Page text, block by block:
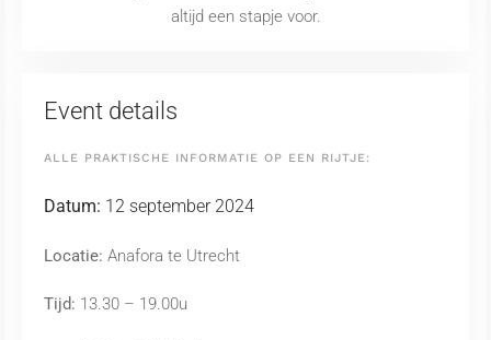
altijd een stapje voor.
Event details
ALLE PRAKTISCHE INFORMATIE OP EEN RIJTJE:
Datum: 12 september 2024
Locatie: Anafora te Utrecht
Tijd: 13.30 – 19.00u